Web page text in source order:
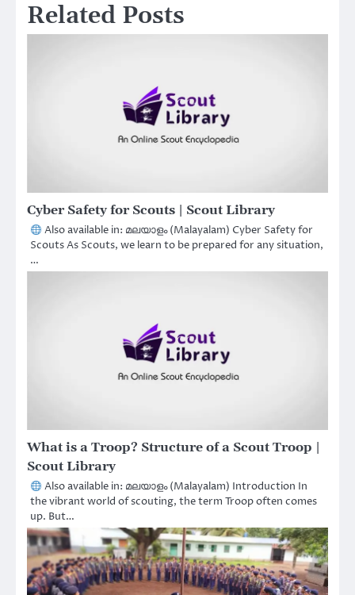
Related Posts
Cyber Safety for Scouts | Scout Library
Also available in: മലയാളം (Malayalam) Cyber Safety for
Scouts As Scouts, we learn to be prepared for any situation,
…
What is a Troop? Structure of a Scout Troop |
Scout Library
Also available in: മലയാളം (Malayalam) Introduction In
the vibrant world of scouting, the term Troop often comes
up. But…